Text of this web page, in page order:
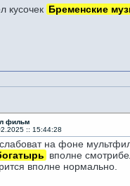
кусочек Бременские
фильм
:: 15:44:28
слабоват на фоне
вполне
вполне нормально.